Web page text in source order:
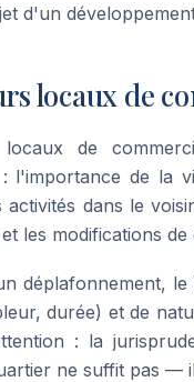
d'un
locaux de
de
l'importance de la
activités dans le
les modifications de
déplafonnement,
durée) et de
: la
ne suffit pas —